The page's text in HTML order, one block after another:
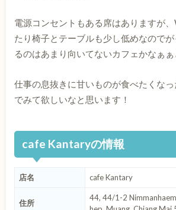
電源コンセントもある席はありますが
たり椅子とテーブルも少し低めなので
るのはあまり向いてないカフェかなぁぁ
仕事の息抜きに甘いものが食べたくなっ
でみて欲しいなと思います！
cafe Kantaryの情報
店名 cafe Kantary
住所
44, 44/1-2